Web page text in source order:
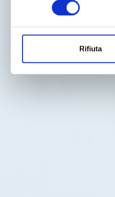
Rifiuta